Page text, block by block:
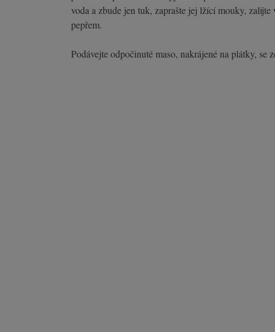
voda a zbude jen tuk, zaprašte jej lžící mouky,
pepřem.
Podávejte odpočinuté maso, nakrájené na plátky,